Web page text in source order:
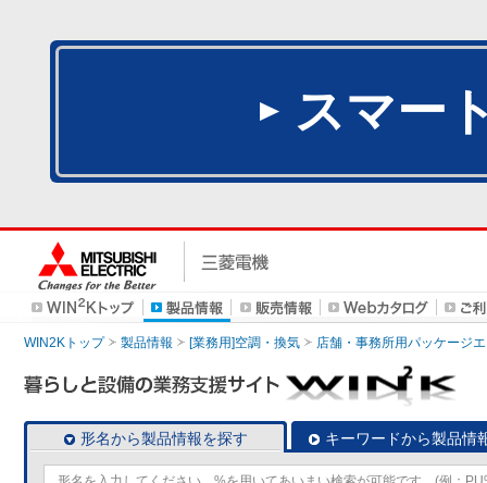
スマー
WIN2Kトップ 製品情報 [業務用]空調・換気 店舗・事務所用パッケージ
形名から製品情報を探す キーワードから製品情